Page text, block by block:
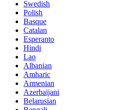
Swedish
Polish
Basque
Catalan
Esperanto
Hindi
Lao
Albanian
Amharic
Armenian
Azerbaijani
Belarusian